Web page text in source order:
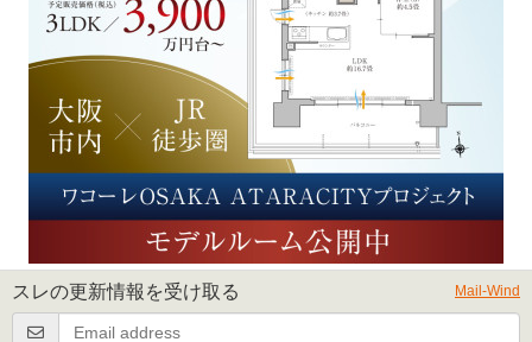
スレの更新情報を受け取る Mail-Wind